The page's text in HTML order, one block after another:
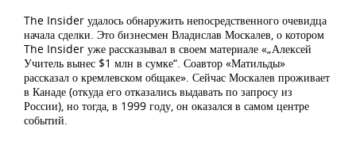
The Insider удалось обнаружить непосредственного очевидца
начала сделки. Это бизнесмен Владислав Москалев, о котором
The Insider уже рассказывал в своем материале «„Алексей
Учитель вынес $1 млн в сумке“. Соавтор «Матильды»
рассказал о кремлевском общаке». Сейчас Москалев проживает
в Канаде (откуда его отказались выдавать по запросу из
России), но тогда, в 1999 году, он оказался в самом центре
событий.